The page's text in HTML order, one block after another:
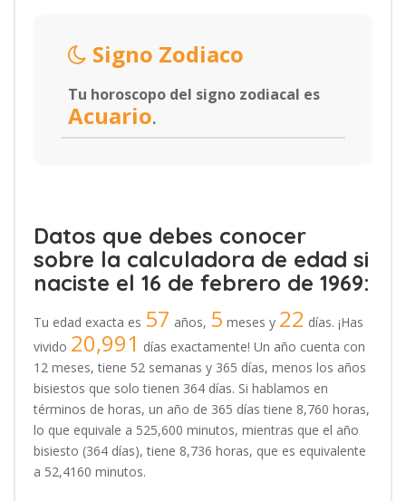
Signo Zodiaco
Tu horoscopo del signo zodiacal es
Acuario.
Datos que debes conocer
sobre la calculadora de edad si
naciste el 16 de febrero de 1969:
Tu edad exacta es 57 años, 5 meses y 22 días. ¡Has
vivido 20,991 días exactamente! Un año cuenta con
12 meses, tiene 52 semanas y 365 días, menos los años
bisiestos que solo tienen 364 días. Si hablamos en
términos de horas, un año de 365 días tiene 8,760 horas,
lo que equivale a 525,600 minutos, mientras que el año
bisiesto (364 días), tiene 8,736 horas, que es equivalente
a 52,4160 minutos.